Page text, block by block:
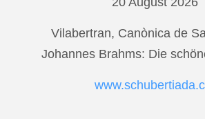
Vilabertran, Canònica de
Johannes Brahms: Die